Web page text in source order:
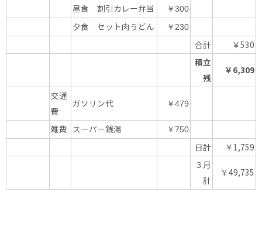
昼食 割引カレー弁当 ￥300
夕食 セット肉うどん ￥230
合計
￥530
積立
残
￥6,309
交通
費
ガソリン代 ￥479
雑費 スーパー銭湯 ￥750
日計
￥1,759
３月
計
￥49,735